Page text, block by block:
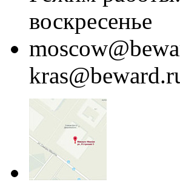
воскресенье